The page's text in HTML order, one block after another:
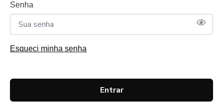
Senha
Esqueci minha senha
Entrar